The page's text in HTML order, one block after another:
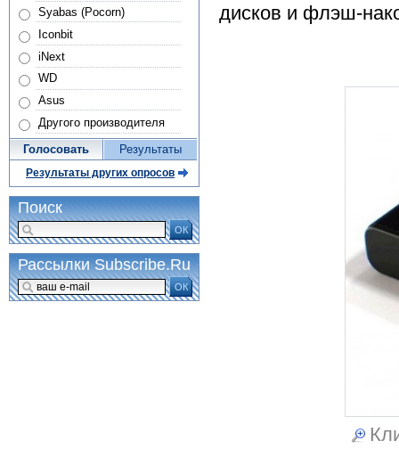
дисков и флэш-
Syabas (Pocorn)
Iconbit
iNext
WD
Asus
Другого производителя
Голосовать Результаты
Результаты других опросов
Поиск
ОК
Рассылки Subscribe.Ru
ОК